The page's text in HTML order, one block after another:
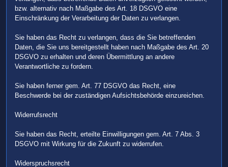
bzw. alternativ nach Maßgabe des Art. 18 DSGVO eine
Einschränkung der Verarbeitung der Daten zu verlangen.
Sie haben das Recht zu verlangen, dass die Sie betreffenden
Daten, die Sie uns bereitgestellt haben nach Maßgabe des Art. 20
DSGVO zu erhalten und deren Übermittlung an andere
Verantwortliche zu fordern.
Sie haben ferner gem. Art. 77 DSGVO das Recht, eine
Beschwerde bei der zuständigen Aufsichtsbehörde einzureichen.
Widerrufsrecht
Sie haben das Recht, erteilte Einwilligungen gem. Art. 7 Abs. 3
DSGVO mit Wirkung für die Zukunft zu widerrufen.
Widerspruchsrecht